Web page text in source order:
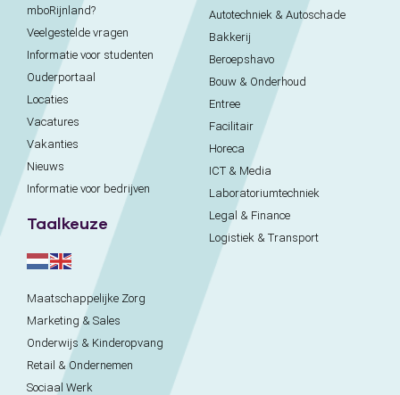
mboRijnland?
Veelgestelde vragen
Informatie voor studenten
Ouderportaal
Locaties
Vacatures
Vakanties
Nieuws
Informatie voor bedrijven
Taalkeuze
Autotechniek & Autoschade
Bakkerij
Beroepshavo
Bouw & Onderhoud
Entree
Facilitair
Horeca
ICT & Media
Laboratoriumtechniek
Legal & Finance
Logistiek & Transport
Maatschappelijke Zorg
Marketing & Sales
Onderwijs & Kinderopvang
Retail & Ondernemen
Sociaal Werk